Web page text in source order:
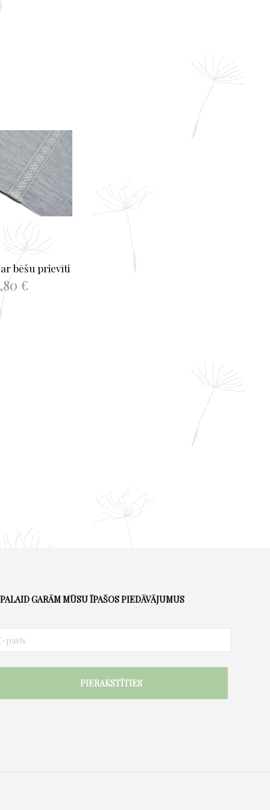
bēšu prievīti
€
GROZAM
GARĀM MŪSU ĪPAŠOS PIEDĀVĀJUMUS